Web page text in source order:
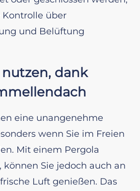
über
und Belüftung
dank
eine unangenehme
wenn Sie im Freien
Mit einem Pergola
Sie jedoch auch an
Luft genießen. Das